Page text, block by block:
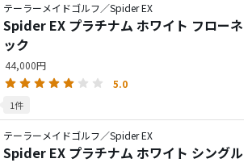
テーラーメイドゴルフ／Spider EX
Spider EX プラチナム ホワイト フローネ
ック
44,000円
5.0
1件
テーラーメイドゴルフ／Spider EX
Spider EX プラチナム ホワイト シングル